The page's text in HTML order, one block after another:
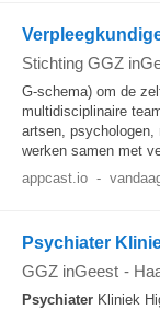
Stichting GGZ
G-schema) om de
multidisciplinaire
artsen, psychologen,
werken samen met
appcast.io -
Psychiater
GGZ inGeest -
Psychiater Kliniek